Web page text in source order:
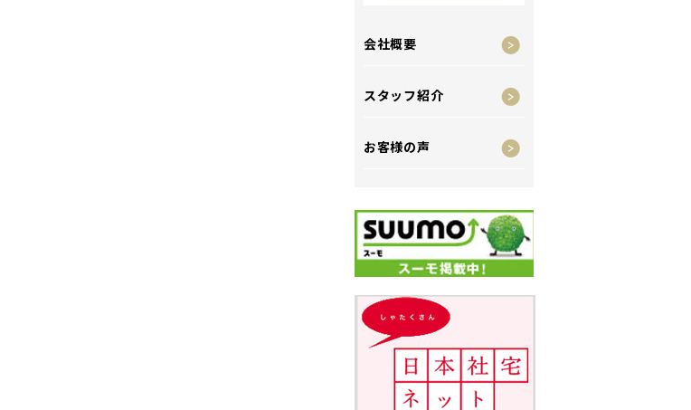
会社概要
スタッフ紹介
お客様の声